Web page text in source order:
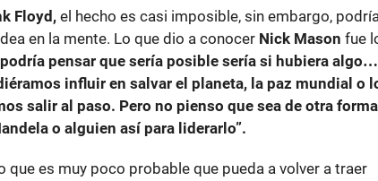
Floyd, el hecho es casi imposible, sin embargo,
en la mente. Lo que dio a conocer Nick Mason fue
pensar que sería posible sería si hubiera algo…
influir en salvar el planeta, la paz mundial o
salir al paso. Pero no pienso que sea de otra
o alguien así para liderarlo”.
que es muy poco probable que pueda a volver a traer